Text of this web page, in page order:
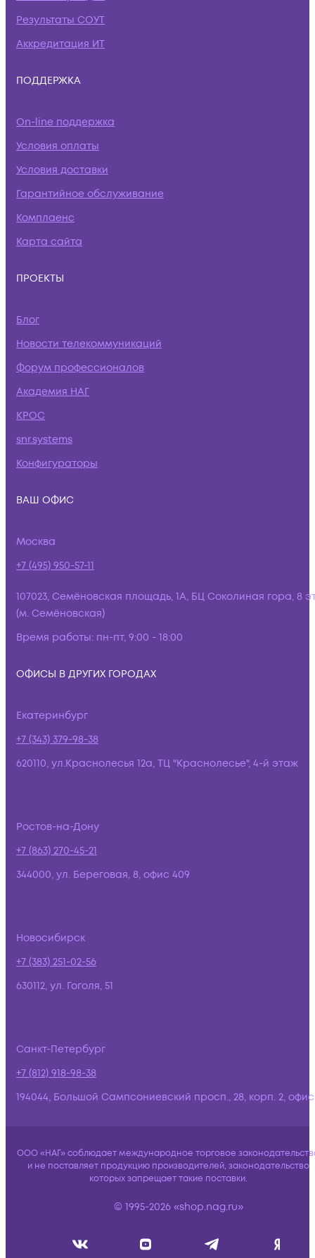
Результаты СОУТ
Аккредитация ИТ
ПОДДЕРЖКА
On-line поддержка
Условия оплаты
Условия доставки
Гарантийное обслуживание
Комплаенс
Карта сайта
ПРОЕКТЫ
Блог
Новости телекоммуникаций
Форум профессионалов
Академия НАГ
КРОС
snr.systems
Конфигураторы
ВАШ ОФИС
Москва
+7 (495) 950-57-11
107023, Семёновская площадь, 1А, БЦ Соколиная гора, 8
(м. Семёновская)
Время работы: пн-пт, 9:00 - 18:00
ОФИСЫ В ДРУГИХ ГОРОДАХ
Екатеринбург
+7 (343) 379-98-38
620110, ул.Краснолесья 12а, ТЦ "Краснолесье", 4-й этаж
Ростов-на-Дону
+7 (863) 270-45-21
344000, ул. Береговая, 8, офис 409
Новосибирск
+7 (383) 251-02-56
630112, ул. Гоголя, 51
Санкт-Петербург
+7 (812) 918-98-38
194044, Большой Сампсониевский просп., 28, корп. 2,
ООО «НАГ» соблюдает международное торговое
и не поставляет продукцию производителей, законодательство
которых запрещает такие поставки.
© 1995-2026 «shop.nag.ru»